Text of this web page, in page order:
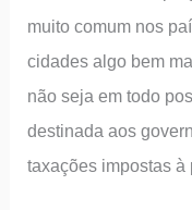
muito comum nos
cidades algo bem
não seja em todo
destinada aos
taxações impostas à